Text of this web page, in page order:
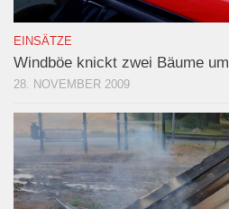
EINSÄTZE
Windböe knickt zwei Bäume um
28. NOVEMBER 2009